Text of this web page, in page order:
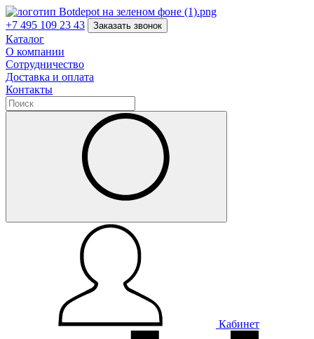
+7 495 109 23 43 Заказать звонок
Каталог
О компании
Сотрудничество
Доставка и оплата
Контакты
Кабинет